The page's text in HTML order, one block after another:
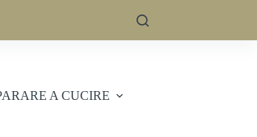
A CUCIRE